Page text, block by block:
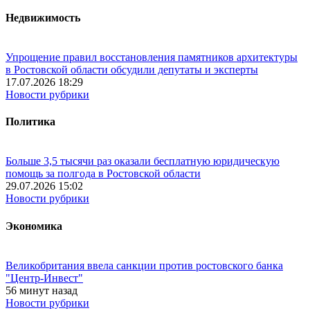
Недвижимость
Упрощение правил восстановления памятников архитектуры
в Ростовской области обсудили депутаты и эксперты
17.07.2026 18:29
Новости рубрики
Политика
Больше 3,5 тысячи раз оказали бесплатную юридическую
помощь за полгода в Ростовской области
29.07.2026 15:02
Новости рубрики
Экономика
Великобритания ввела санкции против ростовского банка
"Центр-Инвест"
56 минут назад
Новости рубрики